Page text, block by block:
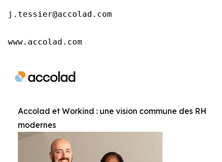
j.tessier@accolad.com
www.accolad.com
Accolad et Workind : une vision commune des RH
modernes